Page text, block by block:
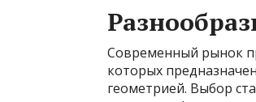
Современный рынок
которых
геометрией. Выбор